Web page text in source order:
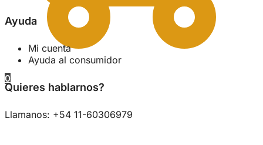
0
Ayuda
Mi cuenta
Ayuda al consumidor
Quieres hablarnos?
Llamanos: +54 11-60306979